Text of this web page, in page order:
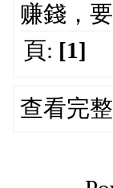
赚錢，
頁: [1]
查看完